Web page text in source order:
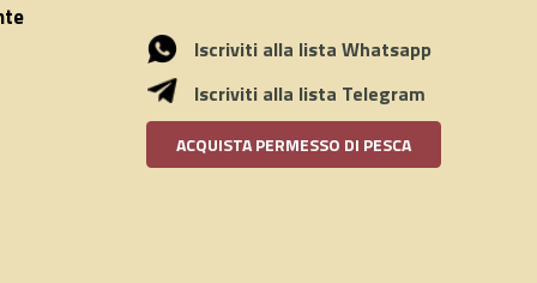
Iscriviti alla lista Whatsapp
Iscriviti alla lista Telegram
ACQUISTA PERMESSO DI PESCA